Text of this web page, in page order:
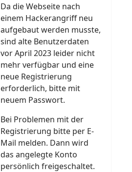
Da die Webseite nach
einem Hackerangriff neu
aufgebaut werden musste,
sind alte Benutzerdaten
vor April 2023 leider nicht
mehr verfügbar und eine
neue Registrierung
erforderlich, bitte mit
neuem Passwort.
Bei Problemen mit der
Registrierung bitte per E-
Mail melden. Dann wird
das angelegte Konto
persönlich freigeschaltet.